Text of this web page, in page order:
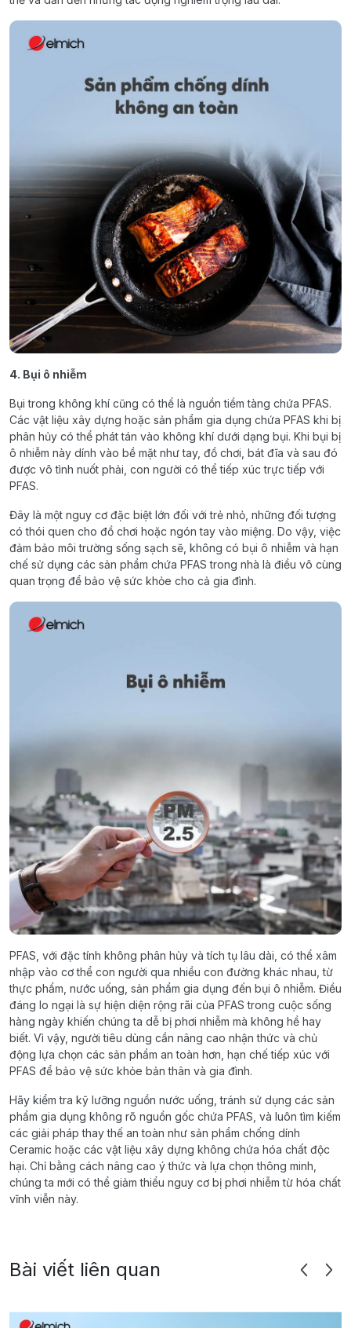
4. Bụi ô nhiễm
Bụi trong không khí cũng có thể là nguồn tiềm tàng chứa PFAS.
Các vật liệu xây dựng hoặc sản phẩm gia dụng chứa PFAS khi bị
phân hủy có thể phát tán vào không khí dưới dạng bụi. Khi bụi bị
ô nhiễm này dính vào bề mặt như tay, đồ chơi, bát đĩa và sau đó
được vô tình nuốt phải, con người có thể tiếp xúc trực tiếp với
PFAS.
Đây là một nguy cơ đặc biệt lớn đối với trẻ nhỏ, những đối tượng
có thói quen cho đồ chơi hoặc ngón tay vào miệng. Do vậy, việc
đảm bảo môi trường sống sạch sẽ, không có bụi ô nhiễm và hạn
chế sử dụng các sản phẩm chứa PFAS trong nhà là điều vô cùng
quan trọng để bảo vệ sức khỏe cho cả gia đình.
PFAS, với đặc tính không phân hủy và tích tụ lâu dài, có thể xâm
nhập vào cơ thể con người qua nhiều con đường khác nhau, từ
thực phẩm, nước uống, sản phẩm gia dụng đến bụi ô nhiễm. Điều
đáng lo ngại là sự hiện diện rộng rãi của PFAS trong cuộc sống
hàng ngày khiến chúng ta dễ bị phơi nhiễm mà không hề hay
biết. Vì vậy, người tiêu dùng cần nâng cao nhận thức và chủ
động lựa chọn các sản phẩm an toàn hơn, hạn chế tiếp xúc với
PFAS để bảo vệ sức khỏe bản thân và gia đình.
Hãy kiểm tra kỹ lưỡng nguồn nước uống, tránh sử dụng các sản
phẩm gia dụng không rõ nguồn gốc chứa PFAS, và luôn tìm kiếm
các giải pháp thay thế an toàn như sản phẩm chống dính
Ceramic hoặc các vật liệu xây dựng không chứa hóa chất độc
hại. Chỉ bằng cách nâng cao ý thức và lựa chọn thông minh,
chúng ta mới có thể giảm thiểu nguy cơ bị phơi nhiễm từ hóa chất
vĩnh viễn này.
Bài viết liên quan